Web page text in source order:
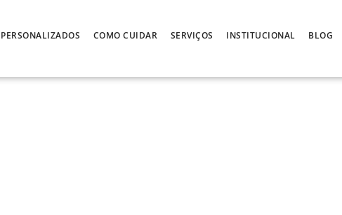
PERSONALIZADOS COMO CUIDAR SERVIÇOS INSTITUCIONAL BLOG